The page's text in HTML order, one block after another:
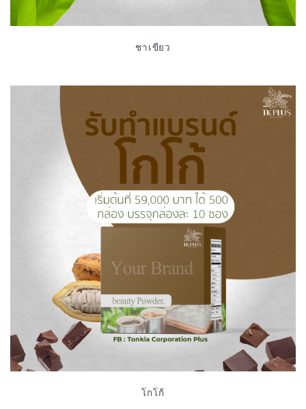
ชาเขียว
โกโก้